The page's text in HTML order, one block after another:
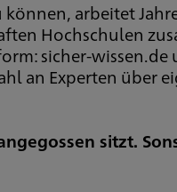
arbeitet
Hochschulen
sicher-
an Experten über
sitzt.